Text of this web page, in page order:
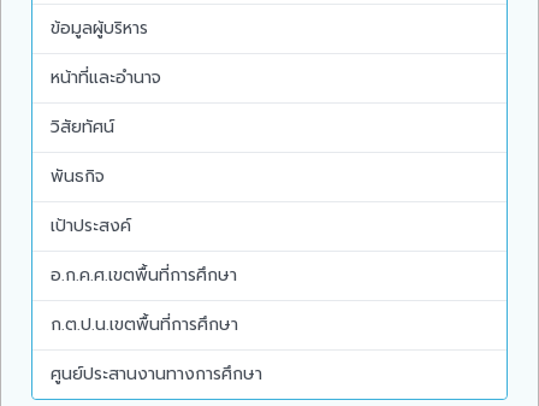
ข้อมูลผู้บริหาร
หน้าที่และอำนาจ
วิสัยทัศน์
พันธกิจ
เป้าประสงค์
อ.ก.ค.ศ.เขตพื้นที่การศึกษา
ก.ต.ป.น.เขตพื้นที่การศึกษา
ศูนย์ประสานงานทางการศึกษา